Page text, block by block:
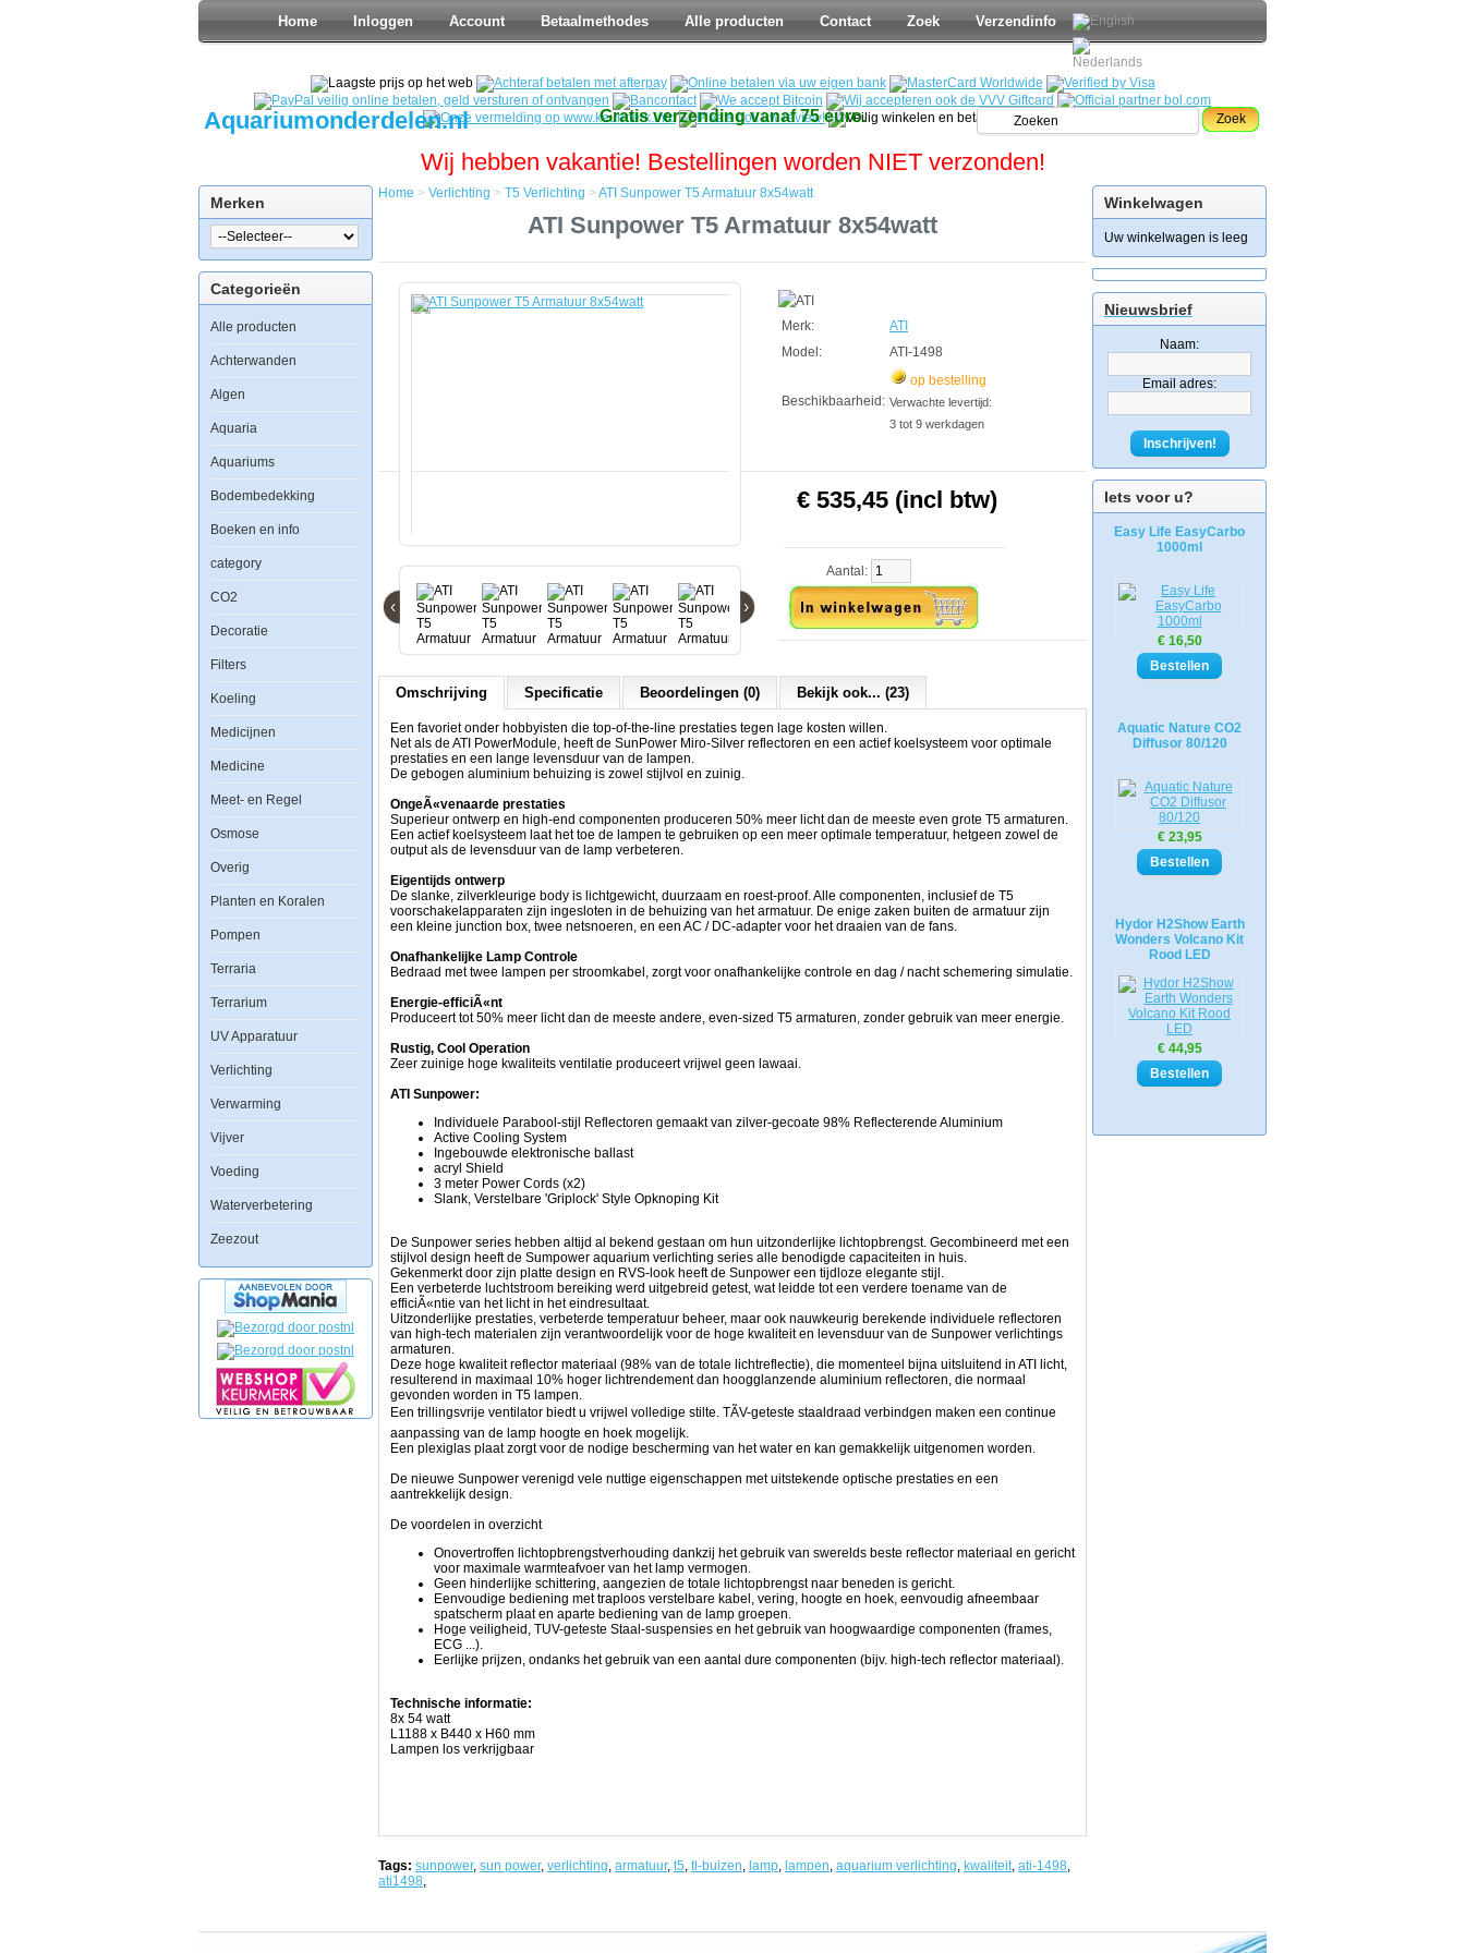
Home Inloggen Account Betaalmethodes Alle producten Contact Zoek Verzendinfo
Aquariumonderdelen.nl Gratis verzending vanaf 75 euro. Zoek
Wij hebben vakantie! Bestellingen worden NIET verzonden!
Merken
Categorieën
Alle producten
Achterwanden
Algen
Aquaria
Aquariums
Bodembedekking
Boeken en info
category
CO2
Decoratie
Filters
Koeling
Medicijnen
Medicine
Meet- en Regel
Osmose
Overig
Planten en Koralen
Pompen
Terraria
Terrarium
UV Apparatuur
Verlichting
Verwarming
Vijver
Voeding
Waterverbetering
Zeezout
Winkelwagen
Uw winkelwagen is leeg
Nieuwsbrief
Naam:
Email adres:
Inschrijven!
Iets voor u?
Easy Life EasyCarbo
1000ml
€ 16,50
Aquatic Nature CO2
Diffusor 80/120
€ 23,95
Hydor H2Show Earth
Wonders Volcano Kit
Rood LED
€ 44,95
Verlichting
ATI
Sunpower
Een
favoriet
onder
top-
the-
line
prestaties
tegen
kosten
willen.
Net
als
ATI
PowerModule,
heeft
de
Miro-
Silver
een
koelsysteem
voor
prestaties
levensduur
lampen.
aluminium
behuizing
zowel
stijlvol
en
zuinig.
OngeÃÂ«venaarde
prestaties
Superieur
en
high-
componenten
produceren
meer
meeste
armaturen.
koelsysteem
laat
het
toe
de
een
optimale
temperatuur,
Home > Verlichting > T5 Verlichting > ATI Sunpower T5 Armatuur 8x54watt
ATI Sunpower T5 Armatuur 8x54watt
‹ ›
Merk:
ATI
Model:
ATI-1498
Beschikbaarheid:
op bestelling
Verwachte levertijd:
3 tot 9 werkdagen
€ 535,45 (incl btw)
Aantal:
Omschrijving Specificatie Beoordelingen (0) Bekijk ook... (23)
Een favoriet onder hobbyisten die top-of-the-line prestaties tegen lage kosten willen.
Net als de ATI PowerModule, heeft de SunPower Miro-Silver reflectoren en een actief koelsysteem voor optimale
prestaties en een lange levensduur van de lampen.
De gebogen aluminium behuizing is zowel stijlvol en zuinig.
OngeÃ«venaarde prestaties
Superieur ontwerp en high-end componenten produceren 50% meer licht dan de meeste even grote T5 armaturen.
Een actief koelsysteem laat het toe de lampen te gebruiken op een meer optimale temperatuur, hetgeen zowel de
output als de levensduur van de lamp verbeteren.
Eigentijds ontwerp
De slanke, zilverkleurige body is lichtgewicht, duurzaam en roest-proof. Alle componenten, inclusief de T5
voorschakelapparaten zijn ingesloten in de behuizing van het armatuur. De enige zaken buiten de armatuur zijn
een kleine junction box, twee netsnoeren, en een AC / DC-adapter voor het draaien van de fans.
Onafhankelijke Lamp Controle
Bedraad met twee lampen per stroomkabel, zorgt voor onafhankelijke controle en dag / nacht schemering simulatie.
Energie-efficiÃ«nt
Produceert tot 50% meer licht dan de meeste andere, even-sized T5 armaturen, zonder gebruik van meer energie.
Rustig, Cool Operation
Zeer zuinige hoge kwaliteits ventilatie produceert vrijwel geen lawaai.
ATI Sunpower:
Individuele Parabool-stijl Reflectoren gemaakt van zilver-gecoate 98% Reflecterende Aluminium
Active Cooling System
Ingebouwde elektronische ballast
acryl Shield
3 meter Power Cords (x2)
Slank, Verstelbare 'Griplock' Style Opknoping Kit
De Sunpower series hebben altijd al bekend gestaan om hun uitzonderlijke lichtopbrengst. Gecombineerd met een
stijlvol design heeft de Sumpower aquarium verlichting series alle benodigde capaciteiten in huis.
Gekenmerkt door zijn platte design en RVS-look heeft de Sunpower een tijdloze elegante stijl.
Een verbeterde luchtstroom bereiking werd uitgebreid getest, wat leidde tot een verdere toename van de
efficiÃ«ntie van het licht in het eindresultaat.
Uitzonderlijke prestaties, verbeterde temperatuur beheer, maar ook nauwkeurig berekende individuele reflectoren
van high-tech materialen zijn verantwoordelijk voor de hoge kwaliteit en levensduur van de Sunpower verlichtings
armaturen.
Deze hoge kwaliteit reflector materiaal (98% van de totale lichtreflectie), die momenteel bijna uitsluitend in ATI licht,
resulterend in maximaal 10% hoger lichtrendement dan hoogglanzende aluminium reflectoren, die normaal
gevonden worden in T5 lampen.
Een trillingsvrije ventilator biedt u vrijwel volledige stilte. TÃV-geteste staaldraad verbindgen maken een continue
aanpassing van de lamp hoogte en hoek mogelijk.
Een plexiglas plaat zorgt voor de nodige bescherming van het water en kan gemakkelijk uitgenomen worden.
De nieuwe Sunpower verenigd vele nuttige eigenschappen met uitstekende optische prestaties en een
aantrekkelijk design.
De voordelen in overzicht
Onovertroffen lichtopbrengstverhouding dankzij het gebruik van swerelds beste reflector materiaal en gericht
voor maximale warmteafvoer van het lamp vermogen.
Geen hinderlijke schittering, aangezien de totale lichtopbrengst naar beneden is gericht.
Eenvoudige bediening met traploos verstelbare kabel, vering, hoogte en hoek, eenvoudig afneembaar
spatscherm plaat en aparte bediening van de lamp groepen.
Hoge veiligheid, TUV-geteste Staal-suspensies en het gebruik van hoogwaardige componenten (frames,
ECG ...).
Eerlijke prijzen, ondanks het gebruik van een aantal dure componenten (bijv. high-tech reflector materiaal).
Technische informatie:
8x 54 watt
L1188 x B440 x H60 mm
Lampen los verkrijgbaar
Tags: sunpower, sun power, verlichting, armatuur, t5, tl-buizen, lamp, lampen, aquarium verlichting, kwaliteit, ati-1498,
ati1498,